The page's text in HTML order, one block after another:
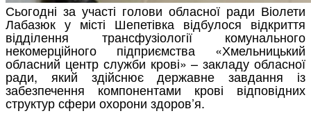
Сьогодні за участі голови обласної ради Віолети
Лабазюк у місті Шепетівка відбулося відкриття
відділення трансфузіології комунального
некомерційного підприємства «Хмельницький
обласний центр служби крові» – закладу обласної
ради, який здійснює державне завдання із
забезпечення компонентами крові відповідних
структур сфери охорони здоров’я.